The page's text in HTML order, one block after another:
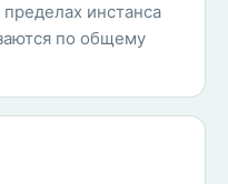
инстанса
по общему